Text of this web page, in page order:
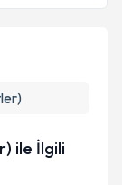
ile İlgili